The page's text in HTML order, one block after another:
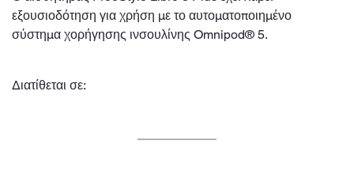
εξουσιοδότηση για χρήση με το αυτοματοποιημένο
σύστημα χορήγησης ινσουλίνης Omnipod® 5.
Διατίθεται σε: